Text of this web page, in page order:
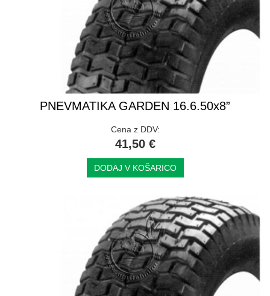
PNEVMATIKA GARDEN 16.6.50x8”
Cena z DDV:
41,50 €
DODAJ V KOŠARICO